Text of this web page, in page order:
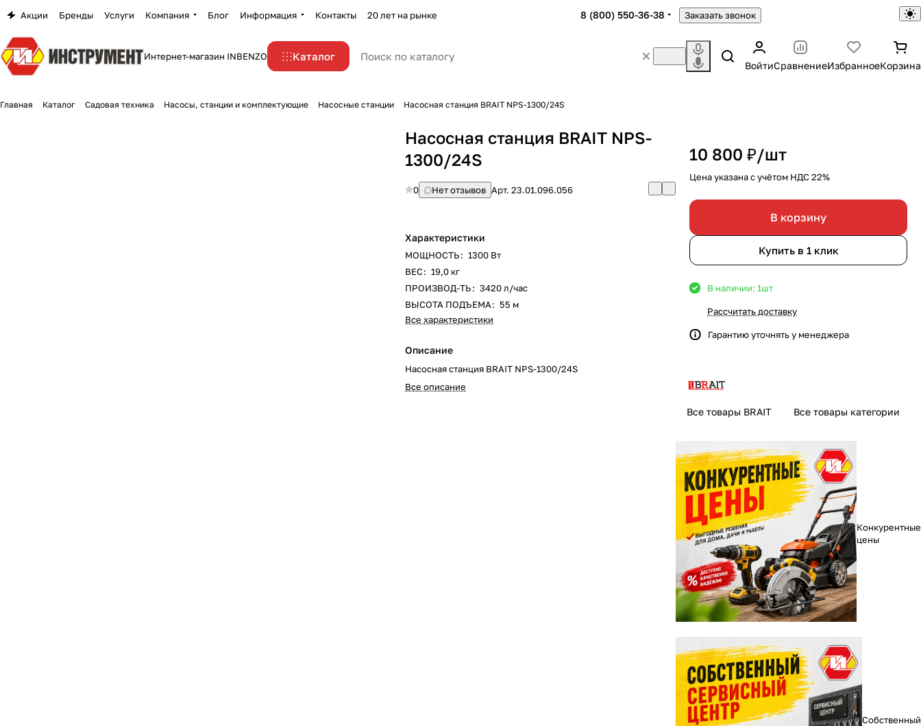
Акции Бренды Услуги Компания Блог Информация Контакты 20 лет на рынке 8 (800) 550-36-38 Заказать звонок
Интернет-магазин INBENZO Каталог
ВойтиСравнениеИзбранноеКорзина
Главная Каталог Садовая техника Насосы, станции и комплектующие Насосные станции Насосная станция BRAIT NPS-1300/24S
Насосная станция BRAIT NPS-
1300/24S
0 Нет отзывов Арт.23.01.096.056
Характеристики
МОЩНОСТЬ: 1300 Вт
ВЕС: 19,0 кг
ПРОИЗВОД-ТЬ: 3420 л/час
ВЫСОТА ПОДЪЕМА: 55 м
Все характеристики
Описание
Насосная станция BRAIT NPS-1300/24S
Все описание
10 800 ₽/шт
Цена указана с учётом НДС 22%
В корзину
Купить в 1 клик
В наличии: 1шт
Рассчитать доставку
Гарантию уточнять у менеджера
Все товары BRAIT Все товары категории
Конкурентные
цены
Собственный